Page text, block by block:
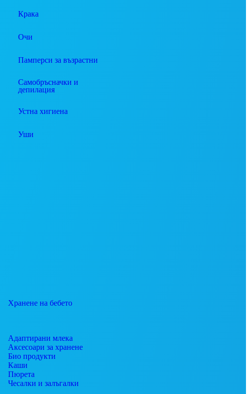
Крака
Очи
Памперси за възрастни
Самобръсначки и
депилация
Устна хигиена
Уши
Хранене на бебето
Адаптирани млека
Аксесоари за хранене
Био продукти
Каши
Пюрета
Чесалки и залъгалки